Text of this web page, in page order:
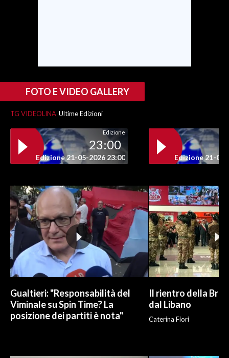
FOTO E VIDEO GALLERY
TG VIDEOLINA Ultime Edizioni
Edizione
23:00
Edizione 21-05-2026 23:00 Edizione 21-05-
Gualtieri: "Responsabilità del
Viminale su Spin Time? La
posizione dei partiti è nota"
Il rientro della
dal Libano
Caterina Fiori